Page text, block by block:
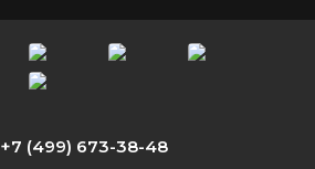
+7 (499) 673-38-48